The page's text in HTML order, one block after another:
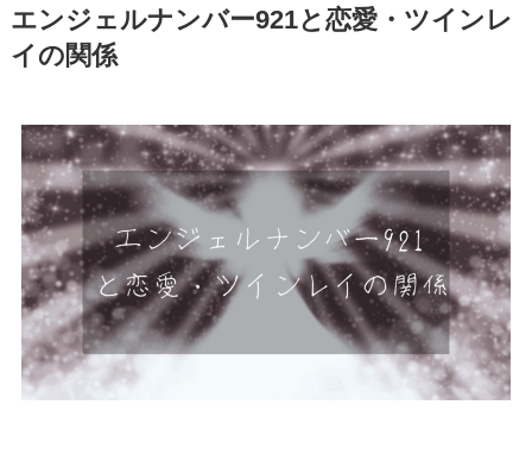
エンジェルナンバー921と恋愛・ツインレ
イの関係